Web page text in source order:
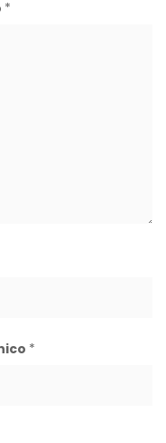
*
*